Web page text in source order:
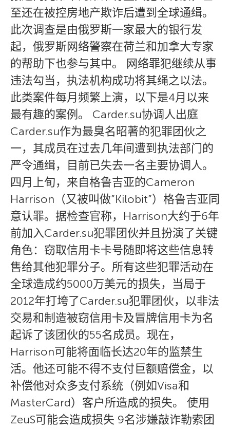
至还在被控房地产欺诈后遭到全球通缉。
此次调查是由俄罗斯一家最大的银行发
起，俄罗斯网络警察在荷兰和加拿大专家
的帮助下也参与其中。 网络罪犯继续从事
违法勾当，执法机构成功将其绳之以法。
此类案件每月频繁上演，以下是4月以来
最有趣的案例。 Carder.su协调人出庭
Carder.su作为最臭名昭著的犯罪团伙之
一，其成员在过去几年间遭到执法部门的
严令通缉，目前已失去一名主要协调人。
四月上旬，来自格鲁吉亚的Cameron
Harrison（又被叫做”Kilobit”）格鲁吉亚同
意认罪。据检查官称，Harrison大约于6年
前加入Carder.su犯罪团伙并且扮演了关键
角色：窃取信用卡卡号随即将这些信息转
售给其他犯罪分子。所有这些犯罪活动在
全球造成约5000万美元的损失，当局于
2012年打垮了Carder.su犯罪团伙，以非法
交易和制造被窃信用卡及冒牌信用卡为名
起诉了该团伙的55名成员。现在，
Harrison可能将面临长达20年的监禁生
活。他还可能不得不支付巨额赔偿金，以
补偿他对众多支付系统（例如Visa和
MasterCard）客户所造成的损失。 使用
ZeuS可能会造成损失 9名涉嫌敲诈勒索团